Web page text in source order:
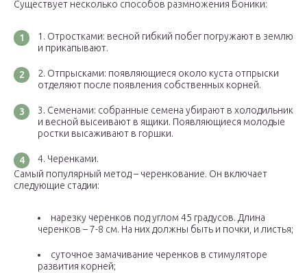
Существует несколько способов размножения Боники:
Отростками: весной гибкий побег погружают в землю
и прикапывают.
Отпрысками: появляющиеся около куста отпрыски
отделяют после появления собственных корней.
Семенами: собранные семена убирают в холодильник
и весной высеивают в ящики. Появляющиеся молодые
ростки высаживают в горшки.
Черенками.
Самый популярный метод – черенкование. Он включает
следующие стадии:
нарезку черенков под углом 45 градусов. Длина
черенков – 7-8 см. На них должны быть и почки, и листья;
суточное замачивание черенков в стимуляторе
развития корней;